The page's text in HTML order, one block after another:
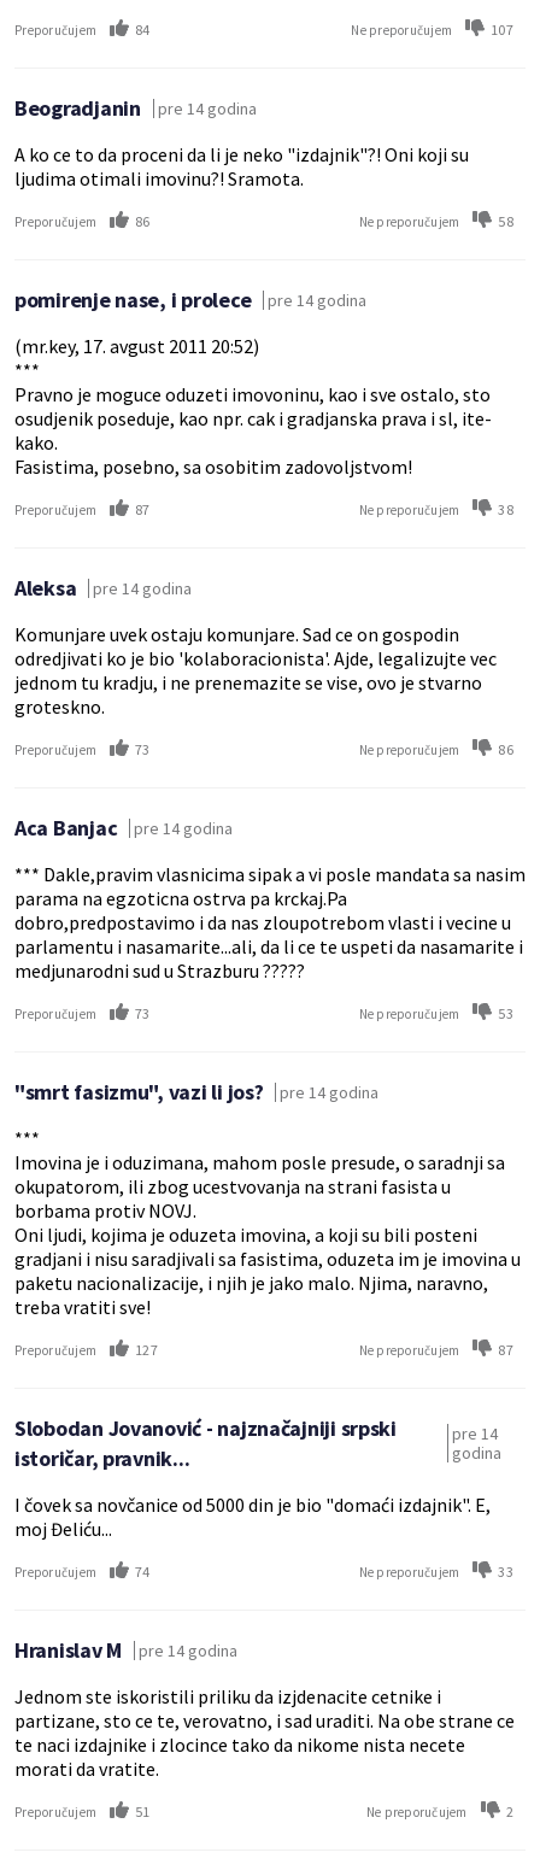
Preporučujem 84 Ne preporučujem 107
Beogradjanin pre 14 godina
A ko ce to da proceni da li je neko "izdajnik"?! Oni koji su
ljudima otimali imovinu?! Sramota.
Preporučujem 86 Ne preporučujem 58
pomirenje nase, i prolece pre 14 godina
(mr.key, 17. avgust 2011 20:52)
***
Pravno je moguce oduzeti imovoninu, kao i sve ostalo, sto
osudjenik poseduje, kao npr. cak i gradjanska prava i sl, ite-
kako.
Fasistima, posebno, sa osobitim zadovoljstvom!
Preporučujem 87 Ne preporučujem 38
Aleksa pre 14 godina
Komunjare uvek ostaju komunjare. Sad ce on gospodin
odredjivati ko je bio 'kolaboracionista'. Ajde, legalizujte vec
jednom tu kradju, i ne prenemazite se vise, ovo je stvarno
groteskno.
Preporučujem 73 Ne preporučujem 86
Aca Banjac pre 14 godina
*** Dakle,pravim vlasnicima sipak a vi posle mandata sa nasim
parama na egzoticna ostrva pa krckaj.Pa
dobro,predpostavimo i da nas zloupotrebom vlasti i vecine u
parlamentu i nasamarite...ali, da li ce te uspeti da nasamarite i
medjunarodni sud u Strazburu ?????
Preporučujem 73 Ne preporučujem 53
"smrt fasizmu", vazi li jos? pre 14 godina
***
Imovina je i oduzimana, mahom posle presude, o saradnji sa
okupatorom, ili zbog ucestvovanja na strani fasista u
borbama protiv NOVJ.
Oni ljudi, kojima je oduzeta imovina, a koji su bili posteni
gradjani i nisu saradjivali sa fasistima, oduzeta im je imovina u
paketu nacionalizacije, i njih je jako malo. Njima, naravno,
treba vratiti sve!
Preporučujem 127 Ne preporučujem 87
Slobodan Jovanović - najznačajniji srpski
istoričar, pravnik...
pre 14
godina
I čovek sa novčanice od 5000 din je bio "domaći izdajnik". E,
moj Đeliću...
Preporučujem 74 Ne preporučujem 33
Hranislav M pre 14 godina
Jednom ste iskoristili priliku da izjdenacite cetnike i
partizane, sto ce te, verovatno, i sad uraditi. Na obe strane ce
te naci izdajnike i zlocince tako da nikome nista necete
morati da vratite.
Preporučujem 51 Ne preporučujem 2